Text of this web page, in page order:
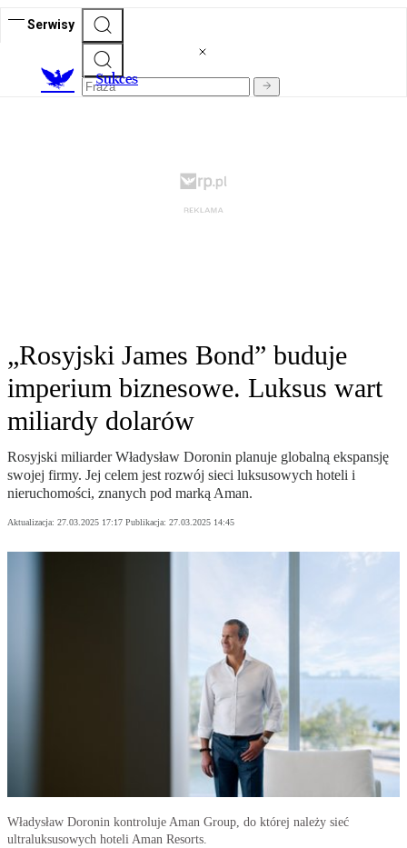
Serwisy
Sukces
„Rosyjski James Bond” buduje
imperium biznesowe. Luksus wart
miliardy dolarów
Rosyjski miliarder Władysław Doronin planuje globalną ekspansję
swojej firmy. Jej celem jest rozwój sieci luksusowych hoteli i
nieruchomości, znanych pod marką Aman.
Aktualizacja: 27.03.2025 17:17 Publikacja: 27.03.2025 14:45
Władysław Doronin kontroluje Aman Group, do której należy sieć
ultraluksusowych hoteli Aman Resorts.